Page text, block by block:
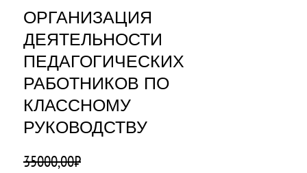
ОРГАНИЗАЦИЯ
ДЕЯТЕЛЬНОСТИ
ПЕДАГОГИЧЕСКИХ
РАБОТНИКОВ ПО
КЛАССНОМУ
РУКОВОДСТВУ
35000,00₽